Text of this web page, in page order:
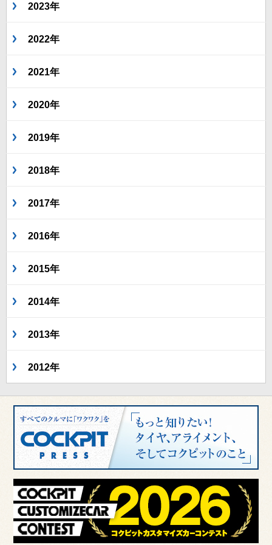
2023年
2022年
2021年
2020年
2019年
2018年
2017年
2016年
2015年
2014年
2013年
2012年